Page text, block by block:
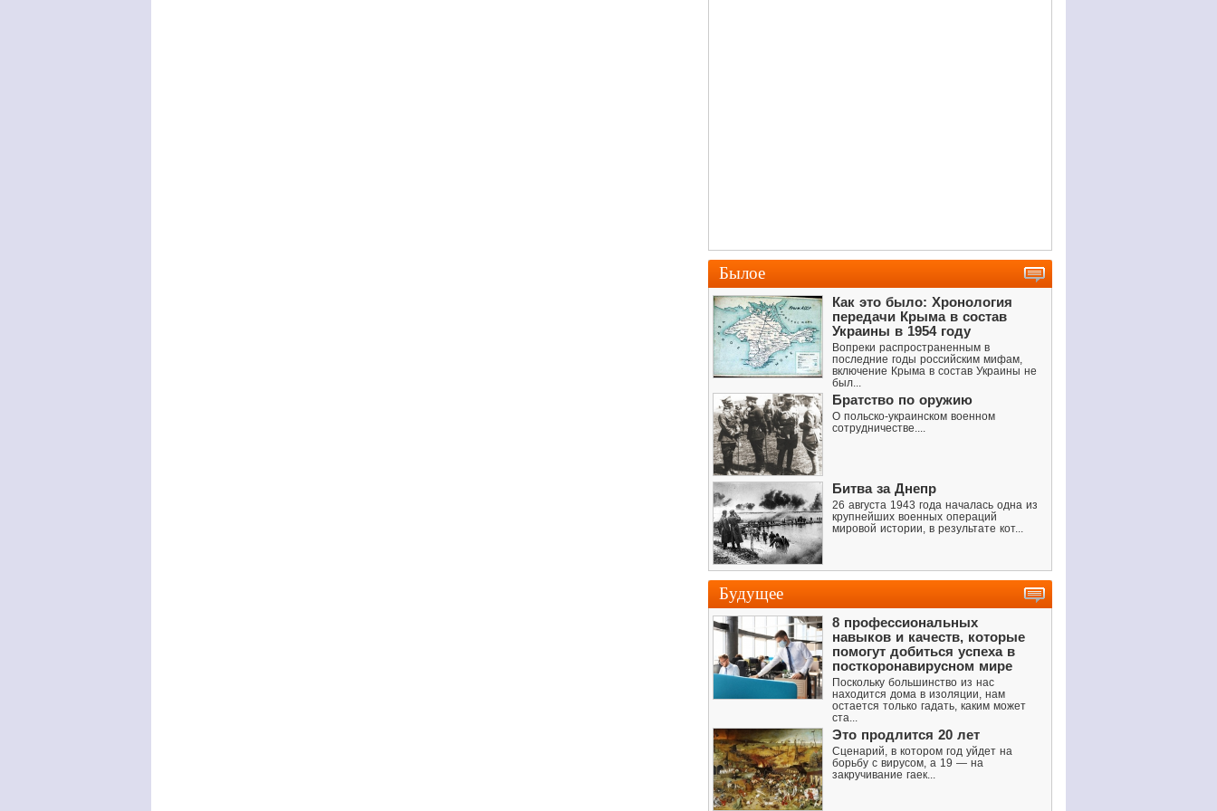
Былое
Как это было: Хронология
передачи Крыма в состав
Украины в 1954 году
Вопреки распространенным в
последние годы российским мифам,
включение Крыма в состав Украины не
был...
Братство по оружию
О польско-украинском военном
сотрудничестве....
Битва за Днепр
26 августа 1943 года началась одна из
крупнейших военных операций
мировой истории, в результате кот...
Будущее
8 профессиональных
навыков и качеств, которые
помогут добиться успеха в
посткоронавирусном мире
Поскольку большинство из нас
находится дома в изоляции, нам
остается только гадать, каким может
ста...
Это продлится 20 лет
Сценарий, в котором год уйдет на
борьбу с вирусом, а 19 — на
закручивание гаек...